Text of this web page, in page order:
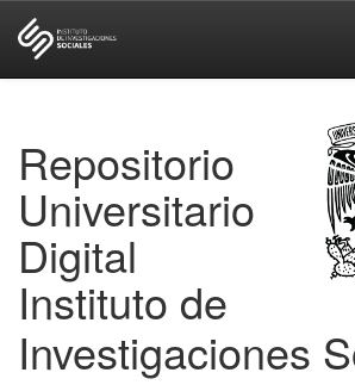
Repositorio
Universitario
Digital
Instituto de
Investigaciones